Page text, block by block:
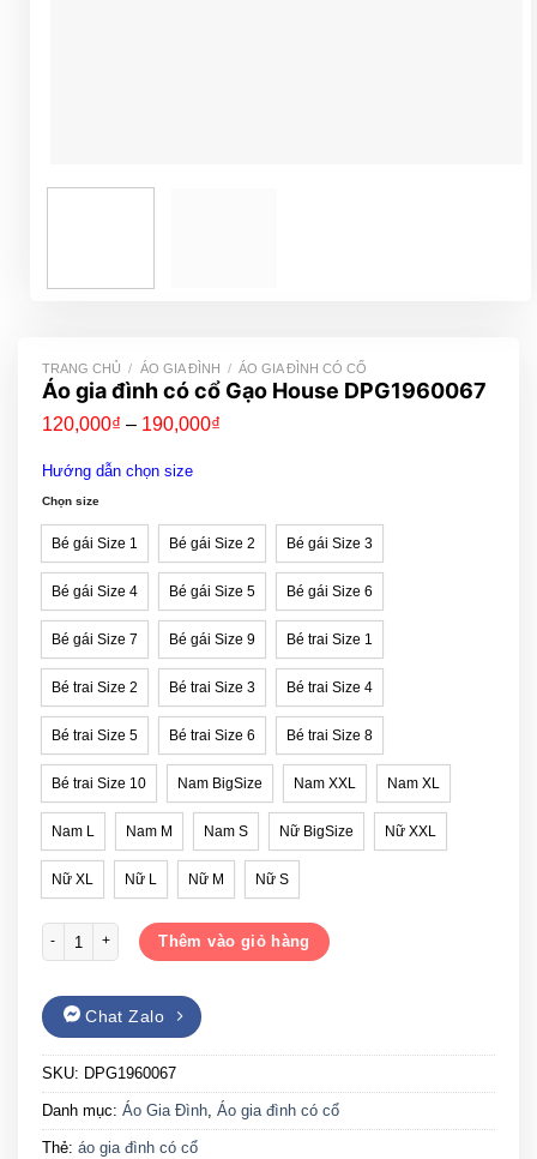
TRANG CHỦ / ÁO GIA ĐÌNH / ÁO GIA ĐÌNH CÓ CỔ
Áo gia đình có cổ Gạo House DPG1960067
120,000₫ – 190,000₫
Hướng dẫn chọn size
Chọn size
Bé gái Size 1 Bé gái Size 2 Bé gái Size 3
Bé gái Size 4 Bé gái Size 5 Bé gái Size 6
Bé gái Size 7 Bé gái Size 9 Bé trai Size 1
Bé trai Size 2 Bé trai Size 3 Bé trai Size 4
Bé trai Size 5 Bé trai Size 6 Bé trai Size 8
Bé trai Size 10 Nam BigSize Nam XXL Nam XL
Nam L Nam M Nam S Nữ BigSize Nữ XXL
Nữ XL Nữ L Nữ M Nữ S
Áo gia đình có cổ Gạo House DPG1960067 số lượng
Thêm vào giỏ hàng
Chat Zalo
SKU: DPG1960067
Danh mục: Áo Gia Đình, Áo gia đình có cổ
Thẻ: áo gia đình có cổ